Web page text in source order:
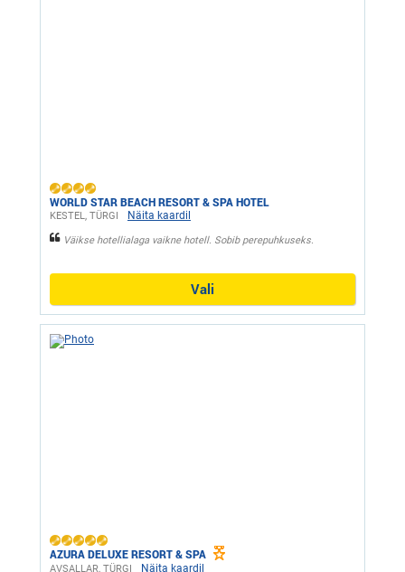
WORLD STAR BEACH RESORT & SPA HOTEL
KESTEL, ТÜRGI Näita kaardil
Väikse hotellialaga vaikne hotell. Sobib perepuhkuseks.
Vali
AZURA DELUXE RESORT & SPA
AVSALLAR, ТÜRGI Näita kaardil